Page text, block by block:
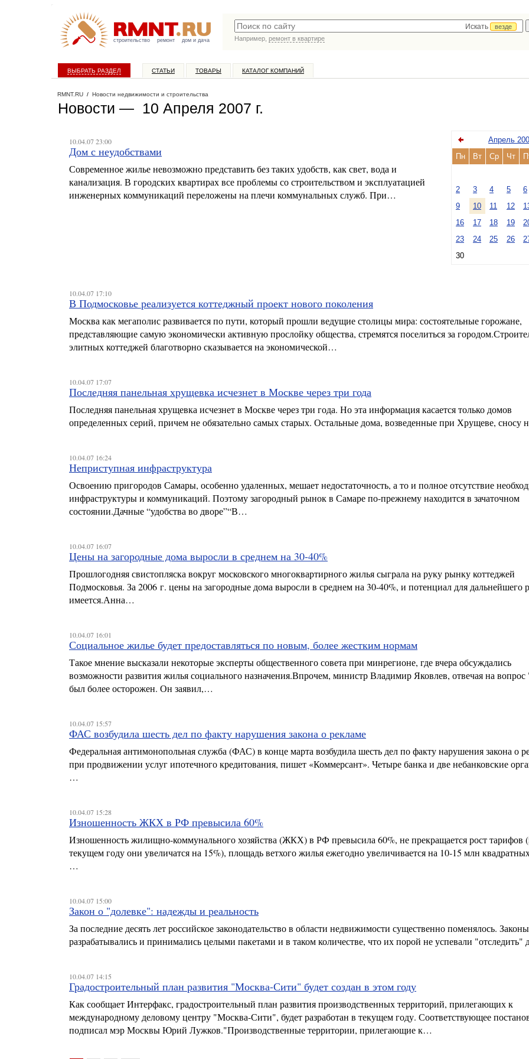
строительство ремонт дом и дача
Искать
везде
Например, ремонт в квартире
ВЫБРАТЬ РАЗДЕЛ СТАТЬИ ТОВАРЫ КАТАЛОГ КОМПАНИЙ
RMNT.RU / Новости недвижимости и строительства
Новости — 10 Апреля 2007 г.
Апрель
Пн
Вт Ср Чт
2
3 4 5 6
9
10 11 12
16
17 18 19
23
24 25 26
30
10.04.07 23:00
Дом с неудобствами
Современное жилье невозможно представить без таких удобств, как свет, вода и
канализация. В городских квартирах все проблемы со строительством и эксплуатацией
инженерных коммуникаций переложены на плечи коммунальных служб. При…
10.04.07 17:10
В Подмосковье реализуется коттеджный проект нового поколения
Москва как мегаполис развивается по пути, который прошли ведущие столицы мира: состоятельные горожане,
представляющие самую экономически активную прослойку общества, стремятся поселиться за
элитных коттеджей благотворно сказывается на экономической…
10.04.07 17:07
Последняя панельная хрущевка исчезнет в Москве через три года
Последняя панельная хрущевка исчезнет в Москве через три года. Но эта информация касается только домов
определенных серий, причем не обязательно самых старых. Остальные дома, возведенные при Хрущеве, сносу
10.04.07 16:24
Неприступная инфраструктура
Освоению пригородов Самары, особенно удаленных, мешает недостаточность, а то и полное отсутствие
инфраструктуры и коммуникаций. Поэтому загородный рынок в Самаре по-прежнему находится в зачаточном
состоянии.Дачные “удобства во дворе”“В…
10.04.07 16:07
Цены на загородные дома выросли в среднем на 30-40%
Прошлогодняя свистопляска вокруг московского многоквартирного жилья сыграла на руку рынку коттеджей
Подмосковья. За 2006 г. цены на загородные дома выросли в среднем на 30-40%, и потенциал для дальнейшего
имеется.Анна…
10.04.07 16:01
Социальное жилье будет предоставляться по новым, более жестким нормам
Такое мнение высказали некоторые эксперты общественного совета при минрегионе, где вчера обсуждались
возможности развития жилья социального назначения.Впрочем, министр Владимир Яковлев, отвечая на
был более осторожен. Он заявил,…
10.04.07 15:57
ФАС возбудила шесть дел по факту нарушения закона о рекламе
Федеральная антимонопольная служба (ФАС) в конце марта возбудила шесть дел по факту нарушения закона о
при продвижении услуг ипотечного кредитования, пишет «Коммерсант». Четыре банка и две небанковские
…
10.04.07 15:28
Изношенность ЖКХ в РФ превысила 60%
Изношенность жилищно-коммунального хозяйства (ЖКХ) в РФ превысила 60%, не прекращается рост тарифов
текущем году они увеличатся на 15%), площадь ветхого жилья ежегодно увеличивается на 10-15 млн
…
10.04.07 15:00
Закон о "долевке": надежды и реальность
За последние десять лет российское законодательство в области недвижимости существенно поменялось.
разрабатывались и принимались целыми пакетами и в таком количестве, что их порой не успевали
10.04.07 14:15
Градостроительный план развития "Москва-Сити" будет создан в этом году
Как сообщает Интерфакс, градостроительный план развития производственных территорий, прилегающих к
международному деловому центру "Москва-Сити", будет разработан в текущем году. Соответствующее
подписал мэр Москвы Юрий Лужков."Производственные территории, прилегающие к…